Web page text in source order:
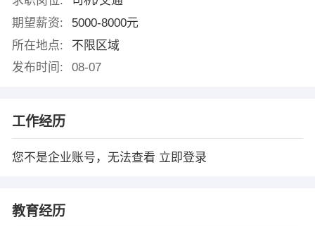
期望薪资:
5000-8000元
所在地点:
不限区域
发布时间:
08-07
工作经历
您不是企业账号，无法查看 立即登录
教育经历